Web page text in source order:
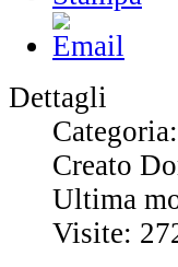
Dettagli
Creato
Ultima
Visite: